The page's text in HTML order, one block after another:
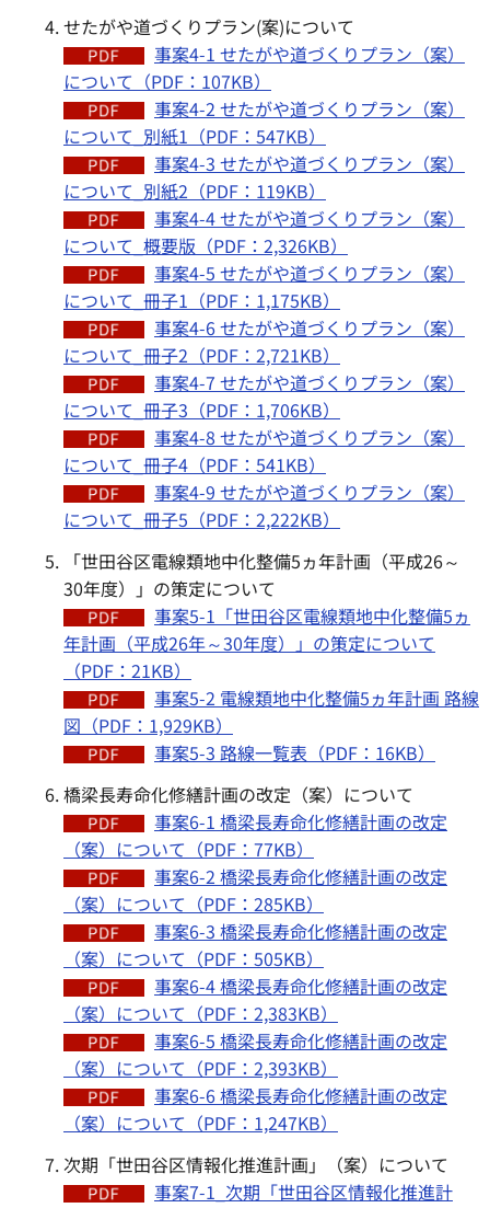
せたがや道づくりプラン(案)について
事案4-1 せたがや道づくりプラン（案）
について（PDF：107KB）
事案4-2 せたがや道づくりプラン（案）
について_別紙1（PDF：547KB）
事案4-3 せたがや道づくりプラン（案）
について_別紙2（PDF：119KB）
事案4-4 せたがや道づくりプラン（案）
について_概要版（PDF：2,326KB）
事案4-5 せたがや道づくりプラン（案）
について_冊子1（PDF：1,175KB）
事案4-6 せたがや道づくりプラン（案）
について_冊子2（PDF：2,721KB）
事案4-7 せたがや道づくりプラン（案）
について_冊子3（PDF：1,706KB）
事案4-8 せたがや道づくりプラン（案）
について_冊子4（PDF：541KB）
事案4-9 せたがや道づくりプラン（案）
について_冊子5（PDF：2,222KB）
「世田谷区電線類地中化整備5ヵ年計画（平成26～
30年度）」の策定について
事案5-1「世田谷区電線類地中化整備5ヵ
年計画（平成26年～30年度）」の策定について
（PDF：21KB）
事案5-2 電線類地中化整備5ヵ年計画 路線
図（PDF：1,929KB）
事案5-3 路線一覧表（PDF：16KB）
橋梁長寿命化修繕計画の改定（案）について
事案6-1 橋梁長寿命化修繕計画の改定
（案）について（PDF：77KB）
事案6-2 橋梁長寿命化修繕計画の改定
（案）について（PDF：285KB）
事案6-3 橋梁長寿命化修繕計画の改定
（案）について（PDF：505KB）
事案6-4 橋梁長寿命化修繕計画の改定
（案）について（PDF：2,383KB）
事案6-5 橋梁長寿命化修繕計画の改定
（案）について（PDF：2,393KB）
事案6-6 橋梁長寿命化修繕計画の改定
（案）について（PDF：1,247KB）
次期「世田谷区情報化推進計画」（案）について
事案7-1_次期「世田谷区情報化推進計